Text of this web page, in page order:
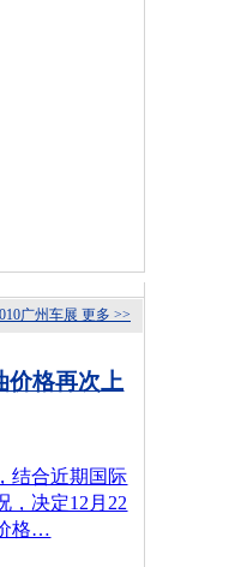
更多 >>
广州车展
价格再次上
结合近期国际
，决定12月22
格…